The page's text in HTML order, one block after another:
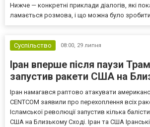
Нижче — конкретні приклади діалогів, які
ламається розмова, і що можна було зробити
Суспільство 08:00, 29 липня
Іран вперше після паузи
запустив ракети США на
Іран намагався раптово атакувати
CENTCOM заявили про перехоплення всіх
Ісламської революції запустив кілька
США на Близькому Сході. Іран та США Іранські